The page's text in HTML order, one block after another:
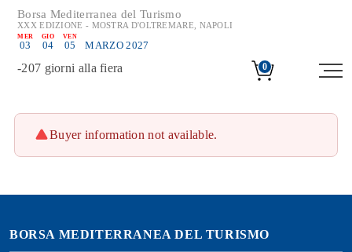
Borsa Mediterranea del Turismo
XXX EDIZIONE - MOSTRA D'OLTREMARE, NAPOLI
MER
03
GIO
04
VEN
05 MARZO 2027
-207 giorni alla fiera 0
Buyer information not available.
BORSA MEDITERRANEA DEL TURISMO